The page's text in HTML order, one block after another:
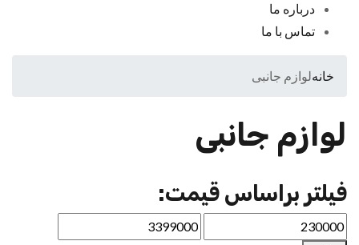
درباره ما
تماس با ما
خانهلوازم جانبی
لوازم جانبی
فیلتر براساس قیمت: